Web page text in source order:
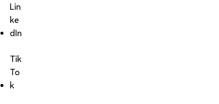
Lin
ke
dIn
Tik
To
k